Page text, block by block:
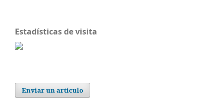
Estadísticas de visita
Enviar un artículo